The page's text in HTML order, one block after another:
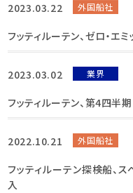
2023.03.22 外国船社
フッティルーテン、ゼロ・エ
2023.03.02 業界
フッティルーテン、第4四半
2022.10.21 外国船社
フッティルーテン探検船、
入